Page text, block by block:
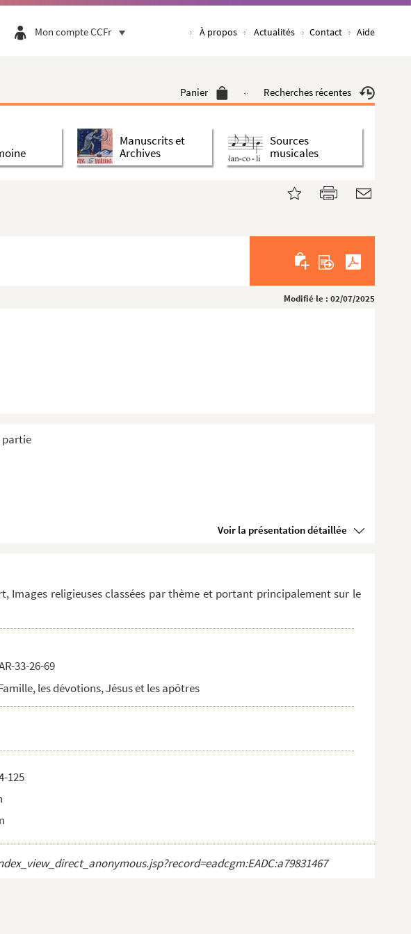
Mon compte CCFr À propos Actualités Contact Aide
Panier Recherches récentes
Manuscrits et
Archives
Sources
musicales
Modifié le : 02/07/2025
partie
Voir la présentation détaillée
Images religieuses classées par thème et portant principalement sur le
33-26-69
les dévotions, Jésus et les apôtres
125